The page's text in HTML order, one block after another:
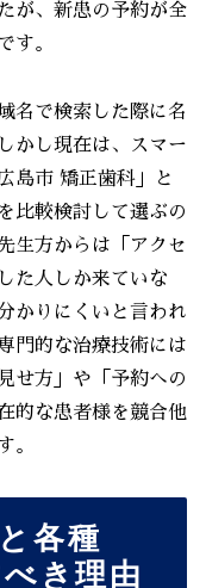
が、新患の予約が全
す。
名で検索した際に名
かし現在は、スマー
島市 矯正歯科」と
比較検討して選ぶの
生方からは「アクセ
た人しか来ていな
かりにくいと言われ
門的な治療技術には
せ方」や「予約への
的な患者様を競合他
。
各種
き理由